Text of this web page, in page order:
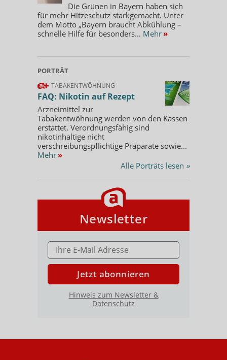
Die Grünen in Bayern haben sich
für mehr Hitzeschutz starkgemacht. Unter
dem Motto „Bayern braucht Abkühlung –
schnelle Hilfe für besonders... Mehr »
PORTRÄT
TABAKENTWÖHNUNG
FAQ: Nikotin auf Rezept
Arzneimittel zur
Tabakentwöhnung werden von den Kassen
erstattet. Verordnungsfähig sind
nikotinhaltige nicht
verschreibungspflichtige Präparate sowie...
Mehr »
Alle Porträts lesen »
Newsletter
E-MAIL ADRESSE
Jetzt abonnieren
Hinweis zum Newsletter &
Datenschutz